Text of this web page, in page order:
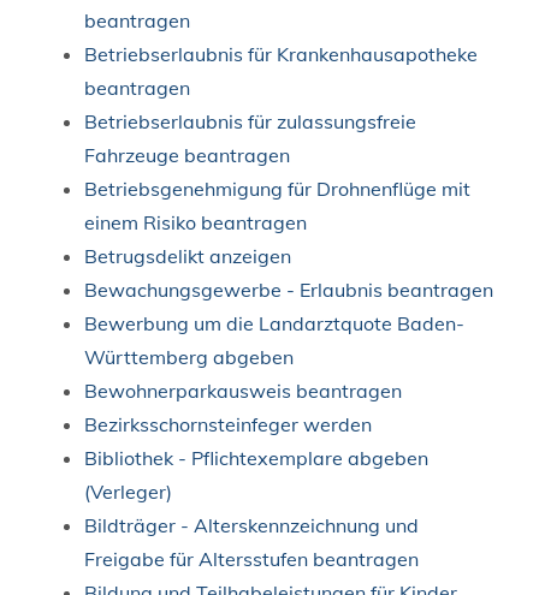
beantragen
Betriebserlaubnis für Krankenhausapotheke
beantragen
Betriebserlaubnis für zulassungsfreie
Fahrzeuge beantragen
Betriebsgenehmigung für Drohnenflüge mit
einem Risiko beantragen
Betrugsdelikt anzeigen
Bewachungsgewerbe - Erlaubnis beantragen
Bewerbung um die Landarztquote Baden-
Württemberg abgeben
Bewohnerparkausweis beantragen
Bezirksschornsteinfeger werden
Bibliothek - Pflichtexemplare abgeben
(Verleger)
Bildträger - Alterskennzeichnung und
Freigabe für Altersstufen beantragen